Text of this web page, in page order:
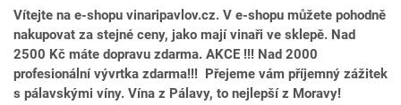
Vítejte na e-shopu vinaripavlov.cz. V e-shopu můžete pohodně
nakupovat za stejné ceny, jako mají vinaři ve sklepě. Nad
2500 Kč máte dopravu zdarma. AKCE !!! Nad 2000
profesionální vývrtka zdarma!!! Přejeme vám příjemný zážitek
s pálavskými víny. Vína z Pálavy, to nejlepší z Moravy!